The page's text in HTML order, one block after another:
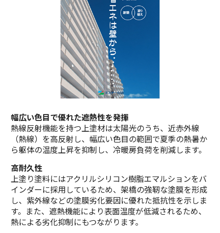
幅広い色目で優れた遮熱性を発揮
熱線反射機能を持つ上塗材は太陽光のうち、近赤外線
（熱線）を高反射し、幅広い色目の範囲で夏季の熱暑か
ら躯体の温度上昇を抑制し、冷暖房負荷を削減します。
高耐久性
上塗り塗料にはアクリルシリコン樹脂エマルションをバ
インダーに採用しているため、架橋の強靭な塗膜を形成
し、紫外線などの塗膜劣化要因に優れた抵抗性を示しま
す。また、遮熱機能により表面温度が低減されるため、
熱による劣化抑制にもつながります。